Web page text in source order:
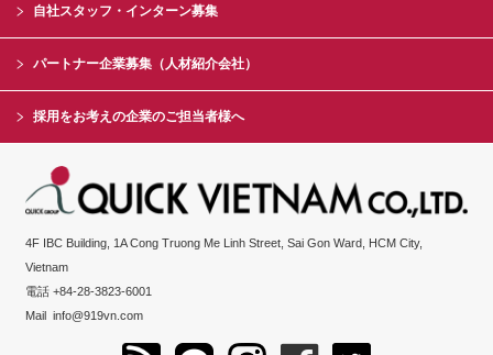
自社スタッフ・インターン募集
パートナー企業募集（人材紹介会社）
採用をお考えの企業のご担当者様へ
4F IBC Building, 1A Cong Truong Me Linh Street, Sai Gon Ward, HCM City,
Vietnam
電話 +84-28-3823-6001
Mailinfo@919vn.com